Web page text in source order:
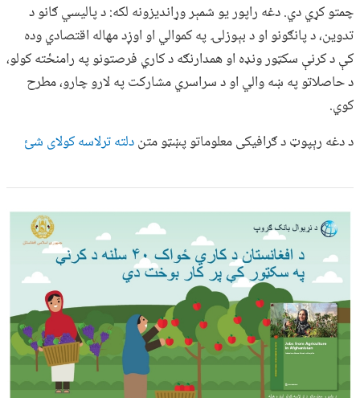
چمتو کړي دي. دغه راپور یو شمېر وړاندیزونه لکه: د پالیسي ګانو د
تدوین، د پانګونو او د بېوزلۍ په کموالي او اوږد مهاله اقتصادي وده
کې د کرنې سکټور ونډه او همدارنګه د کاري فرصتونو په رامنځته کولو،
د حاصلاتو په ښه والي او د سراسري مشارکت په لارو چارو، مطرح
کوي.
د دغه رېپوټ د ګرافیکی معلوماتو پښټو متندلته ترلاسه کولای شئ